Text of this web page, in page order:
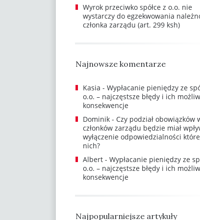
Wyrok przeciwko spółce z o.o. nie
wystarczy do egzekwowania
członka zarządu (art. 299 ksh)
Najnowsze komentarze
Kasia - Wypłacanie pieniędzy ze
o.o. – najczęstsze błędy i ich
konsekwencje
Dominik- Czy podział obowiązków
członków zarządu będzie miał
wyłączenie odpowiedzialności
nich?
Albert- Wypłacanie pieniędzy ze
o.o. – najczęstsze błędy i ich
konsekwencje
Najpopularniejsze artykuły